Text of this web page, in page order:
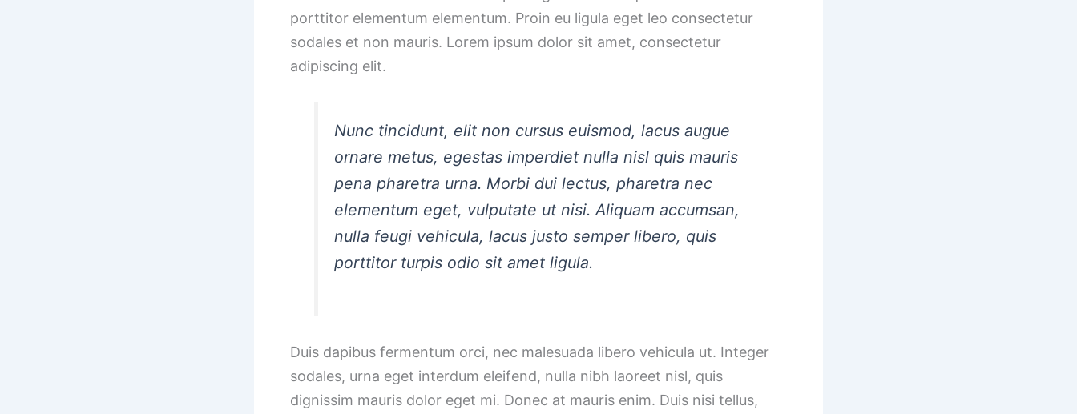
porttitor elementum elementum. Proin eu ligula eget leo consectetur
sodales et non mauris. Lorem ipsum dolor sit amet, consectetur
adipiscing elit.
Nunc tincidunt, elit non cursus euismod, lacus augue
ornare metus, egestas imperdiet nulla nisl quis mauris
pena pharetra urna. Morbi dui lectus, pharetra nec
elementum eget, vulputate ut nisi. Aliquam accumsan,
nulla feugi vehicula, lacus justo semper libero, quis
porttitor turpis odio sit amet ligula.
Duis dapibus fermentum orci, nec malesuada libero vehicula ut. Integer
sodales, urna eget interdum eleifend, nulla nibh laoreet nisl, quis
dignissim mauris dolor eget mi. Donec at mauris enim. Duis nisi tellus,